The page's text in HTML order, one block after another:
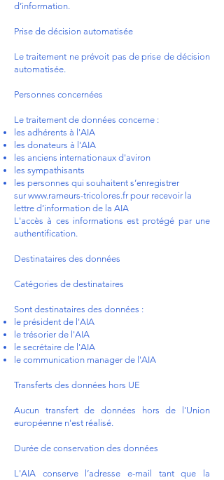
d’information.
Prise de décision automatisée
Le traitement ne prévoit pas de prise de décision
automatisée.
Personnes concernées
Le traitement de données concerne :
les adhérents à l'AIA
les donateurs à l'AIA
les anciens internationaux d'aviron
les sympathisants
les personnes qui souhaitent s’enregistrer
sur www.rameurs-tricolores.fr pour recevoir la
lettre d’information de la AIA
L'accès à ces informations est protégé par une
authentification.
Destinataires des données
Catégories de destinataires
Sont destinataires des données :
le président de l'AIA
le trésorier de l'AIA
le secrétaire de l'AIA
le communication manager de l'AIA
Transferts des données hors UE
Aucun transfert de données hors de l'Union
européenne n'est réalisé.
Durée de conservation des données
L'AIA conserve l’adresse e-mail tant que la